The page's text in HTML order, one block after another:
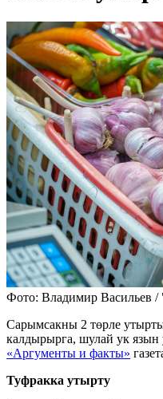
Фото: Владимир Васильев
Сарымсакны 2 төрле
калдырырга, шулай ук
«Аргументы и факты»
Туфракка утырту